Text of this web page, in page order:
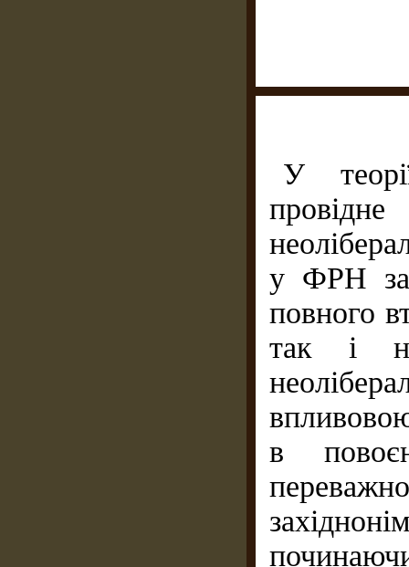
У
у ФРН
повного
так і
в